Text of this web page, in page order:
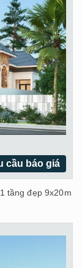
cầu báo giá
tầng đẹp 9x20m